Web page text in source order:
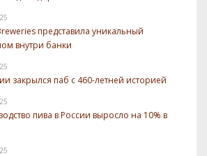
представила уникальный
внутри банки
закрылся паб с 460-летней историей
пива в России выросло на 10% в